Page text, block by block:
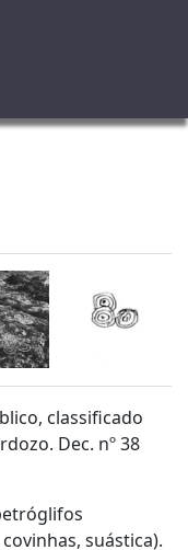
classificado
Dec. nº 38
suástica).